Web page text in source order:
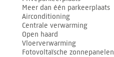
Meer dan één parkeerplaats
Airconditioning
Centrale verwarming
Open haard
Vloerverwarming
Fotovoltaïsche zonnepanelen